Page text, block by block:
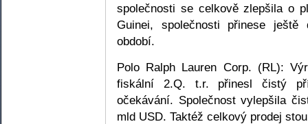
společnosti se celkově zlepšila o
Guinei, společnosti přinese
období.
Polo Ralph Lauren Corp. (RL):
fiskální 2.Q. t.r. přinesl čistý
očekávání. Společnost vylepšila
mld USD. Taktéž celkový prodej